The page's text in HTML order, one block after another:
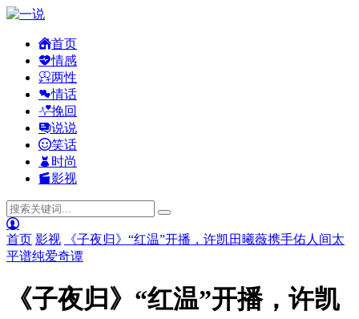
首页
情感
两性
情话
挽回
说说
笑话
时尚
影视
首页 影视
《子夜归》“红温”开播，许凯田曦薇携手佑人间太
平谱纯爱奇谭
《子夜归》“红温”开播，许凯